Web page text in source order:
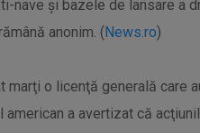
nave şi bazele de lansare a
anonim. (News.ro)
marţi o licenţă generală care
a avertizat că